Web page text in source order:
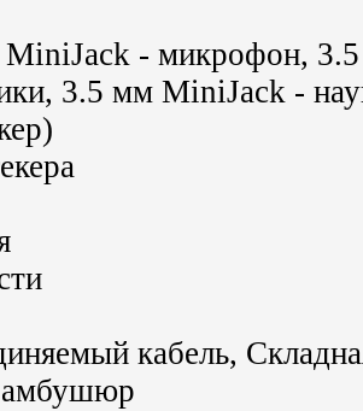
- микрофон,
3.5 мм MiniJack -
кабель,